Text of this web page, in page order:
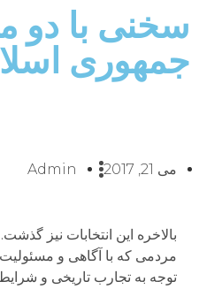
سخنی با دو
جمهوری
می 21, 2017 Admin
بالاخره این انتخابات نیز
مردمی که با آگاهی و
توجه به تجارب تاریخی و